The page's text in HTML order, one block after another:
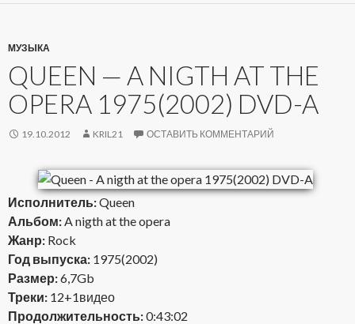
МУЗЫКА
QUEEN — A NIGTH AT THE
OPERA 1975(2002) DVD-A
19.10.2012 KRIL21 ОСТАВИТЬ КОММЕНТАРИЙ
Исполнитель:Queen
Альбом:A nigth at the opera
Жанр: Rock
Год выпуска: 1975(2002)
Размер:6,7Gb
Треки: 12+1видео
Продолжительность:0:43:02